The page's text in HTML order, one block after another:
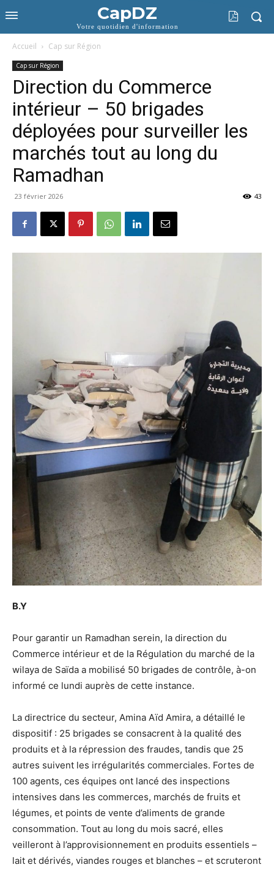
CapDZ
Votre quotidien d'information
Accueil Cap sur Région
Cap sur Région
Direction du Commerce
intérieur – 50 brigades
déployées pour surveiller les
marchés tout au long du
Ramadhan
23 février 2026 43
B.Y
Pour garantir un Ramadhan serein, la direction du
Commerce intérieur et de la Régulation du marché de la
wilaya de Saïda a mobilisé 50 brigades de contrôle, à-on
informé ce lundi auprès de cette instance.
La directrice du secteur, Amina Aïd Amira, a détaillé le
dispositif : 25 brigades se consacrent à la qualité des
produits et à la répression des fraudes, tandis que 25
autres suivent les irrégularités commerciales. Fortes de
100 agents, ces équipes ont lancé des inspections
intensives dans les commerces, marchés de fruits et
légumes, et points de vente d’aliments de grande
consommation. Tout au long du mois sacré, elles
veilleront à l’approvisionnement en produits essentiels –
lait et dérivés, viandes rouges et blanches – et scruteront